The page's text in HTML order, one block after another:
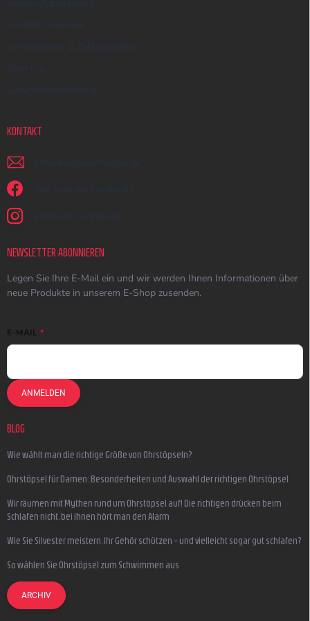
Widerrufsbelehrung
Kontakt-Formular
Versandarten & Zahlungsarten
Über uns
Geschäftsbewertung
KONTAKT
schreiben @ earmazing.de
Wir sind auf Facebook!
earmazing_earplugs
NEWSLETTER ABONNIEREN
Legen Sie Ihre E-Mail ein und wir werden Ihnen Informationen über
neue Produkte in unserem E-Shop zusenden.
E-MAIL
ANMELDEN
BLOG
Wie wählt man die richtige Größe von Ohrstöpseln?
Ohrstöpsel für Damen: Besonderheiten und Auswahl der richtigen Ohrstöpsel
Wir räumen mit Mythen rund um Ohrstöpsel auf! Die richtigen drücken beim
Schlafen nicht, bei ihnen hört man den Alarm
Wie Sie Silvester meistern, Ihr Gehör schützen – und vielleicht sogar gut schlafen?
So wählen Sie Ohrstöpsel zum Schwimmen aus
ARCHIV